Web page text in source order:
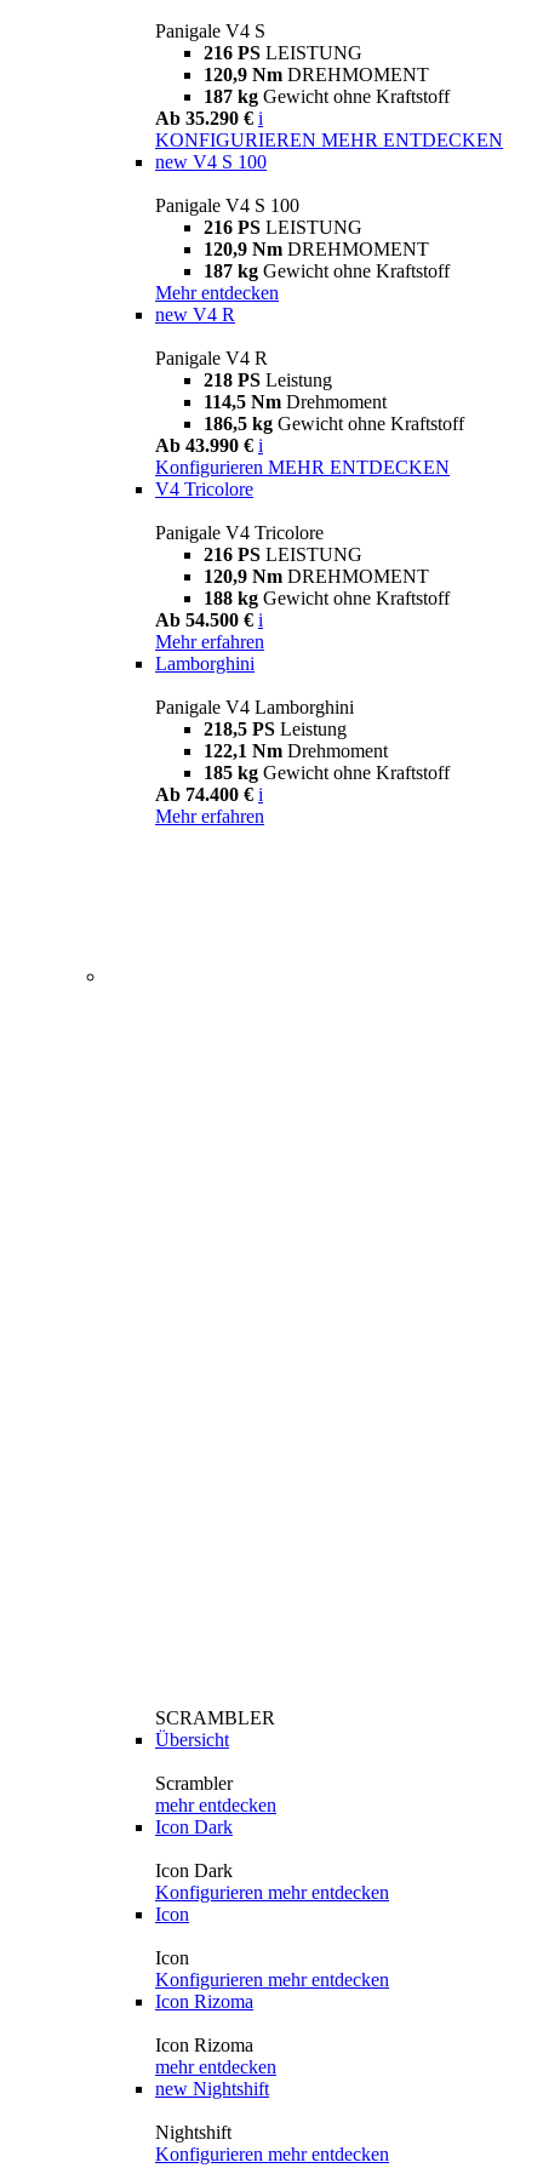
Panigale V4 S
216 PS LEISTUNG
120,9 Nm DREHMOMENT
187 kg Gewicht ohne Kraftstoff
Ab 35.290 € i
KONFIGURIEREN MEHR ENTDECKEN
new V4 S 100
Panigale V4 S 100
216 PS LEISTUNG
120,9 Nm DREHMOMENT
187 kg Gewicht ohne Kraftstoff
Mehr entdecken
new V4 R
Panigale V4 R
218 PS Leistung
114,5 Nm Drehmoment
186,5 kg Gewicht ohne Kraftstoff
Ab 43.990 € i
Konfigurieren MEHR ENTDECKEN
V4 Tricolore
Panigale V4 Tricolore
216 PS LEISTUNG
120,9 Nm DREHMOMENT
188 kg Gewicht ohne Kraftstoff
Ab 54.500 € i
Mehr erfahren
Lamborghini
Panigale V4 Lamborghini
218,5 PS Leistung
122,1 Nm Drehmoment
185 kg Gewicht ohne Kraftstoff
Ab 74.400 € i
Mehr erfahren
SCRAMBLER
Übersicht
Scrambler
mehr entdecken
Icon Dark
Icon Dark
Konfigurieren mehr entdecken
Icon
Icon
Konfigurieren mehr entdecken
Icon Rizoma
Icon Rizoma
mehr entdecken
new Nightshift
Nightshift
Konfigurieren mehr entdecken